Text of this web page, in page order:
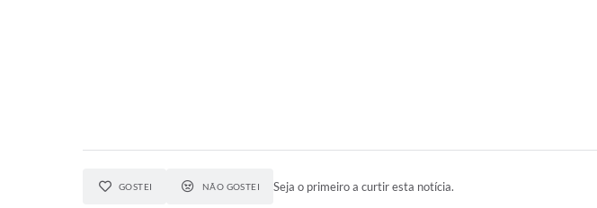
GOSTEI NÃO GOSTEI Seja o primeiro a curtir esta notícia.